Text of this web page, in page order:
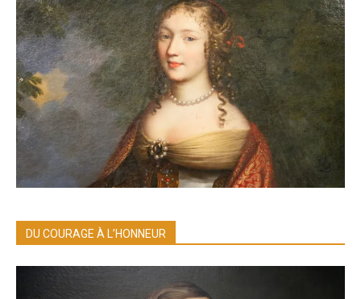
DU COURAGE À L’HONNEUR